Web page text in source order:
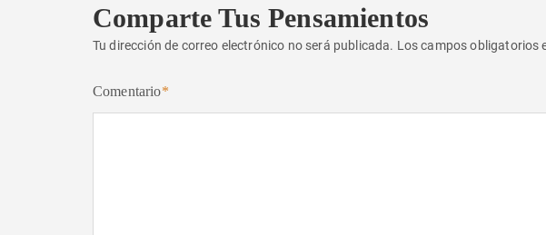
Comparte Tus Pensamientos
Tu dirección de correo electrónico no será publicada. Los campos obligatorios
Comentario*